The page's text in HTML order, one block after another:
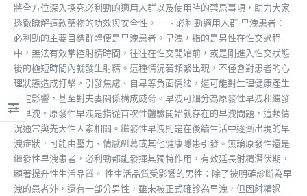
將全方位深入探究必利勁的適用人群以及使用時的禁忌事項，助力大家
透徹瞭解這款藥物的功效與安全性。 一、必利勁適用人群 早洩患者：
必利勁的主要目標群體便是早洩患者。早洩，指的是男性在性交過程
中，無法有效掌控射精時間，往往在性交開始前，或是剛進入性交狀態
後的極短時間內就發生射精。這種情況若頻繁出現，不僅會對患者的心
理狀態造成打擊，引發焦慮、自卑等負面情緒，還可能對生理健康產生
一定影響，甚至對夫妻關係構成威脅。早洩可細分為原發性早洩和繼發
性早洩。原發性早洩是指從首次性體驗開始就存在的早洩問題，這類情
況通常與先天性因素相關。繼發性早洩則是在後續生活中逐漸出現的早
洩症狀，可能由壓力、情感糾葛或其他健康隱患引發。無論原發性還是
繼發性早洩患者，必利勁都能發揮其獨特作用，有效延長射精潛伏期，
顯著提升性生活品質。 性生活品質受影響的男性：除了被明確診斷為早
洩的患者外，還有一部分男性，雖未被正式確診為早洩，但因射精過